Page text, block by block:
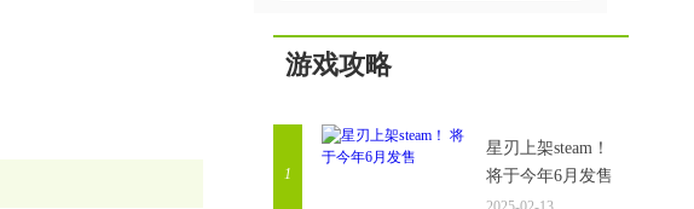
戏通常具备聊天功能，方便玩家交流，部
分还提供排行榜和成就系统，增加竞技性
和趣味性。这里锚点网小编为大家带来多
看看吧！
毒液游戏集锦，汇聚了众多热门精彩的毒
可以根据自己的喜好选择不同的技能，一
路闯关斩将，完成每个任务都将让你获得
成长。同时，你还要与邪恶力量进行对
立即查看
游戏攻略
1
星刃上架steam！
将于今年6月发售